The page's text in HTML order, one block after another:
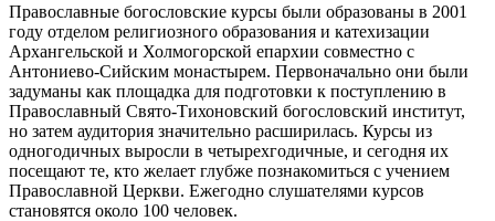
Православные богословские курсы были образованы в 2001
году отделом религиозного образования и катехизации
Архангельской и Холмогорской епархии совместно с
Антониево-Сийским монастырем. Первоначально они были
задуманы как площадка для подготовки к поступлению в
Православный Свято-Тихоновский богословский институт,
но затем аудитория значительно расширилась. Курсы из
одногодичных выросли в четырехгодичные, и сегодня их
посещают те, кто желает глубже познакомиться с учением
Православной Церкви. Ежегодно слушателями курсов
становятся около 100 человек.